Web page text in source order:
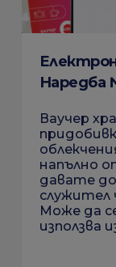
Наредба
Ваучер
напълно
давате до
служител
Може да
използва